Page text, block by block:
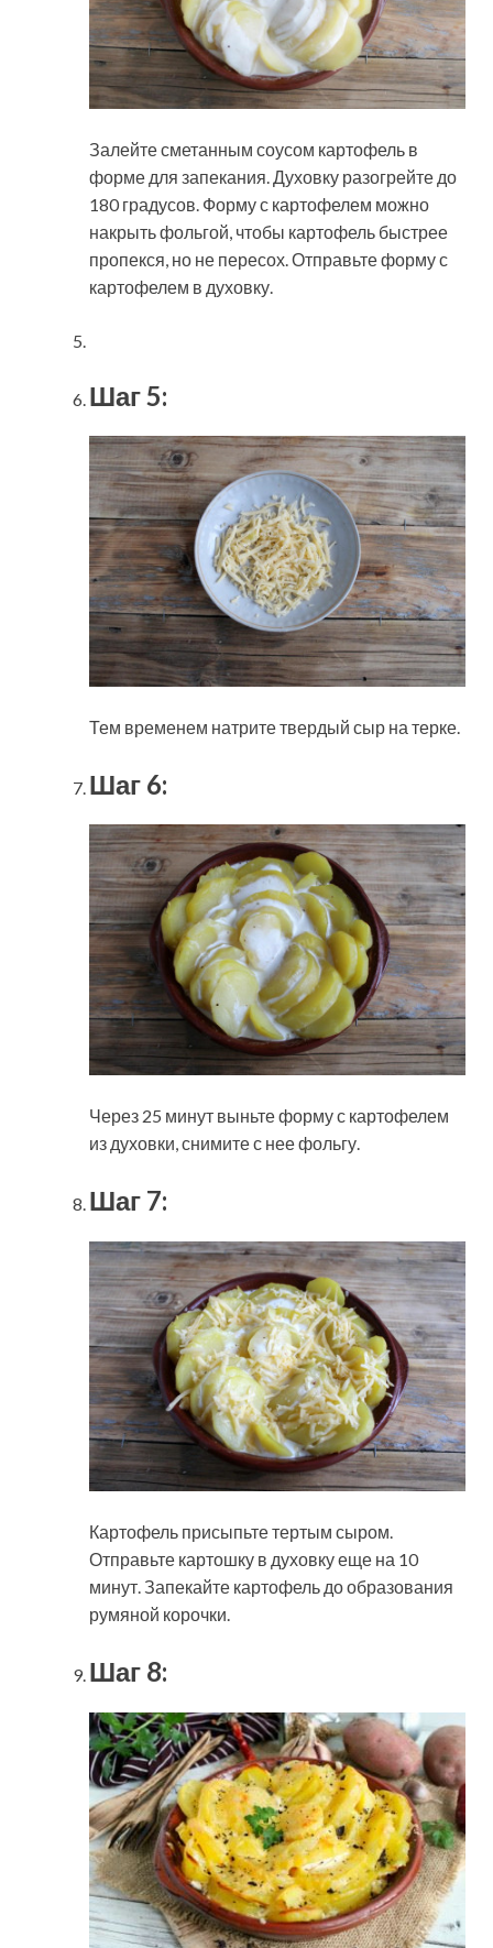
Залейте сметанным соусом картофель в
форме для запекания. Духовку разогрейте до
180 градусов. Форму с картофелем можно
накрыть фольгой, чтобы картофель быстрее
пропекся, но не пересох. Отправьте форму с
картофелем в духовку.
Шаг 5:
Тем временем натрите твердый сыр на терке.
Шаг 6:
Через 25 минут выньте форму с картофелем
из духовки, снимите с нее фольгу.
Шаг 7:
Картофель присыпьте тертым сыром.
Отправьте картошку в духовку еще на 10
минут. Запекайте картофель до образования
румяной корочки.
Шаг 8: